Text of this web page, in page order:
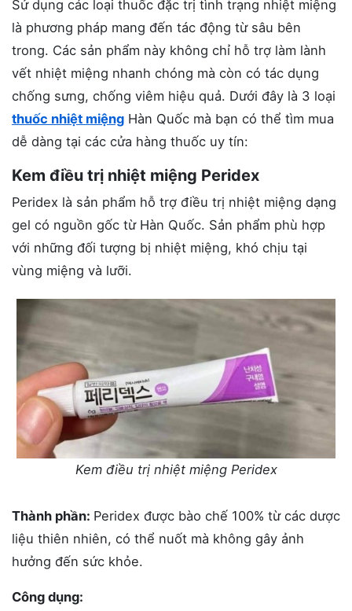
Sử dụng các loại thuốc đặc trị tình trạng nhiệt miệng
là phương pháp mang đến tác động từ sâu bên
trong. Các sản phẩm này không chỉ hỗ trợ làm lành
vết nhiệt miệng nhanh chóng mà còn có tác dụng
chống sưng, chống viêm hiệu quả. Dưới đây là 3 loại
thuốc nhiệt miệng Hàn Quốc mà bạn có thể tìm mua
dễ dàng tại các cửa hàng thuốc uy tín:
Kem điều trị nhiệt miệng Peridex
Peridex là sản phẩm hỗ trợ điều trị nhiệt miệng dạng
gel có nguồn gốc từ Hàn Quốc. Sản phẩm phù hợp
với những đối tượng bị nhiệt miệng, khó chịu tại
vùng miệng và lưỡi.
Kem điều trị nhiệt miệng Peridex
Thành phần: Peridex được bào chế 100% từ các dược
liệu thiên nhiên, có thể nuốt mà không gây ảnh
hưởng đến sức khỏe.
Công dụng: